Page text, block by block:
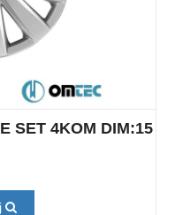
SET 4KOM DIM:15